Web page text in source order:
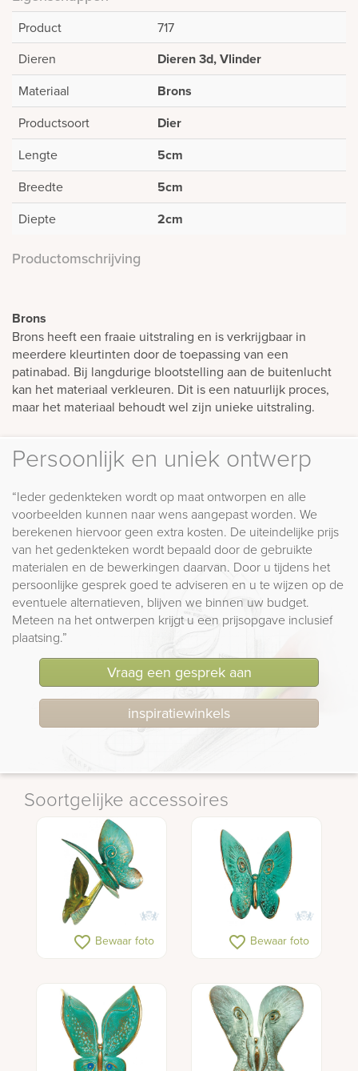
Product
717
Dieren
Dieren 3d, Vlinder
Materiaal Brons
Productsoort Dier
Lengte 5cm
Breedte 5cm
Diepte 2cm
Productomschrijving
Brons
Brons heeft een fraaie uitstraling en is verkrijgbaar in
meerdere kleurtinten door de toepassing van een
patinabad. Bij langdurige blootstelling aan de buitenlucht
kan het materiaal verkleuren. Dit is een natuurlijk proces,
maar het materiaal behoudt wel zijn unieke uitstraling.
Persoonlijk en uniek ontwerp
“Ieder gedenkteken wordt op maat ontworpen en alle
voorbeelden kunnen naar wens aangepast worden. We
berekenen hiervoor geen extra kosten. De uiteindelijke prijs
van het gedenkteken wordt bepaald door de gebruikte
materialen en de bewerkingen daarvan. Door u tijdens het
persoonlijke gesprek goed te adviseren en u te wijzen op de
eventuele alternatieven, blijven we binnen uw budget.
Meteen na het ontwerpen krijgt u een prijsopgave inclusief
plaatsing.”
Vraag een gesprek aan
inspiratiewinkels
Soortgelijke accessoires
favorite_border Bewaar foto favorite_border Bewaar foto